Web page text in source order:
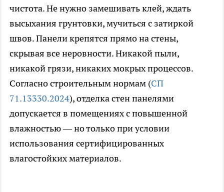
чистота. Не нужно замешивать клей, ждать
высыхания грунтовки, мучиться с затиркой
швов. Панели крепятся прямо на стены,
скрывая все неровности. Никакой пыли,
никакой грязи, никаких мокрых процессов.
Согласно строительным нормам (СП
71.13330.2024), отделка стен панелями
допускается в помещениях с повышенной
влажностью — но только при условии
использования сертифицированных
влагостойких материалов.